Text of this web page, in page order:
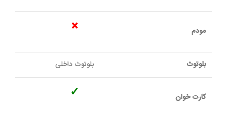
مودم ×
بلوتوث بلوتوث داخلی
کارت خوان ✓